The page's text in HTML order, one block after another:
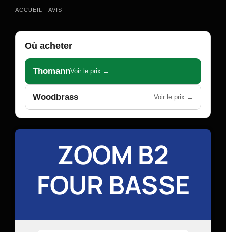
ACCUEIL - AVIS
Où acheter
ThomannVoir le prix →
Woodbrass Voir le prix →
ZOOM B2
FOUR BASSE